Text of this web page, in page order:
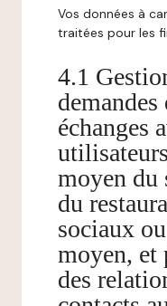
Vos données à
traitées pour les
4.1
échanges
moyen du
du
sociaux
moyen, et
des